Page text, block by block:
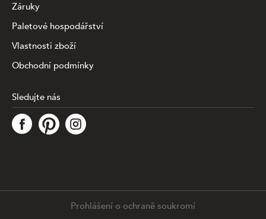
Tato stránka využívá soubory cookies ke shromažďování a
analýze informací o výkonu a používání webu, zajištění
fungování funkcí ze sociálních médií a ke zlepšení a
Záruky
Paletové hospodářství
Vlastnosti zboží
Obchodní podmínky
Sledujte nás
Prohlášení o ochraně soukromí